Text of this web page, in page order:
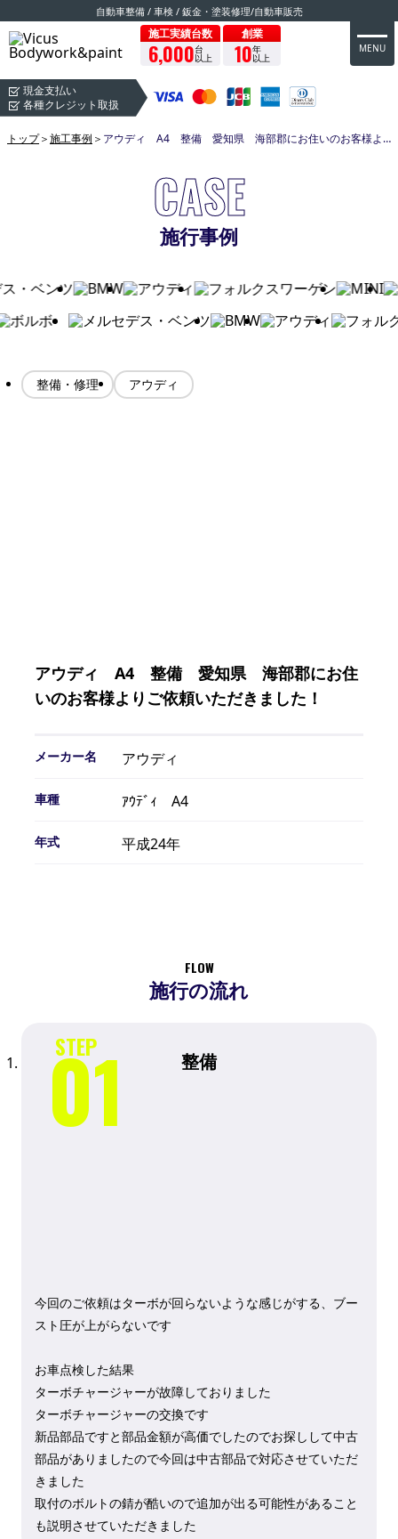
自動車整備 / 車検 / 鈑金・塗装修理/自動車販売
施工実績台数
6,000台
以上
創業
10年
以上
MENU
現金支払い
各種クレジット取扱
トップ＞施工事例 ＞ アウディ A4 整備 愛知県 海部郡にお住いのお客様よりご依頼いただきました！
CASE
施行事例
整備・修理 アウディ
アウディ A4 整備 愛知県 海部郡にお住
いのお客様よりご依頼いただきました！
メーカー名 アウディ
車種 ｱｳﾃﾞｨ A4
年式 平成24年
FLOW
施行の流れ
整備
今回のご依頼はターボが回らないような感じがする、ブー
スト圧が上がらないです
お車点検した結果
ターボチャージャーが故障しておりました
ターボチャージャーの交換です
新品部品ですと部品金額が高価でしたのでお探しして中古
部品がありましたので今回は中古部品で対応させていただ
きました
取付のボルトの錆が酷いので追加が出る可能性があること
も説明させていただきました